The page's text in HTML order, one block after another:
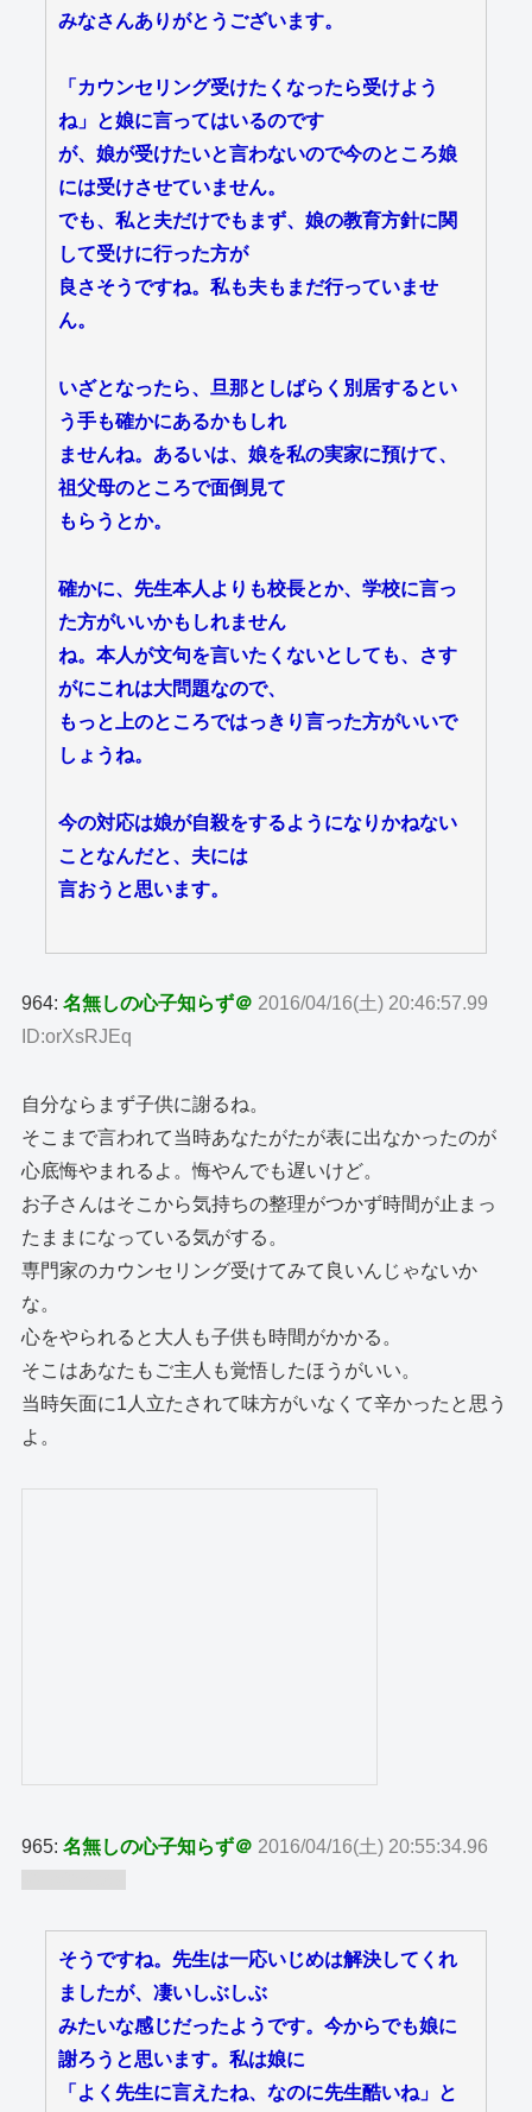
みなさんありがとうございます。
「カウンセリング受けたくなったら受けよう
ね」と娘に言ってはいるのです
が、娘が受けたいと言わないので今のところ娘
には受けさせていません。
でも、私と夫だけでもまず、娘の教育方針に関
して受けに行った方が
良さそうですね。私も夫もまだ行っていませ
ん。
いざとなったら、旦那としばらく別居するとい
う手も確かにあるかもしれ
ませんね。あるいは、娘を私の実家に預けて、
祖父母のところで面倒見て
もらうとか。
確かに、先生本人よりも校長とか、学校に言っ
た方がいいかもしれません
ね。本人が文句を言いたくないとしても、さす
がにこれは大問題なので、
もっと上のところではっきり言った方がいいで
しょうね。
今の対応は娘が自殺をするようになりかねない
ことなんだと、夫には
言おうと思います。
964:名無しの心子知らず＠ 2016/04/16(土) 20:46:57.99
ID:orXsRJEq
自分ならまず子供に謝るね。
そこまで言われて当時あなたがたが表に出なかったのが
心底悔やまれるよ。悔やんでも遅いけど。
お子さんはそこから気持ちの整理がつかず時間が止まっ
たままになっている気がする。
専門家のカウンセリング受けてみて良いんじゃないか
な。
心をやられると大人も子供も時間がかかる。
そこはあなたもご主人も覚悟したほうがいい。
当時矢面に1人立たされて味方がいなくて辛かったと思う
よ。
965:名無しの心子知らず＠ 2016/04/16(土) 20:55:34.96
そうですね。先生は一応いじめは解決してくれ
ましたが、凄いしぶしぶ
みたいな感じだったようです。今からでも娘に
謝ろうと思います。私は娘に
「よく先生に言えたね、なのに先生酷いね」と